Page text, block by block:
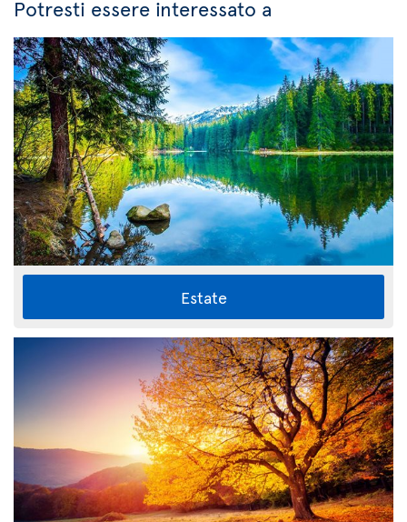
Potresti essere interessato a
Estate